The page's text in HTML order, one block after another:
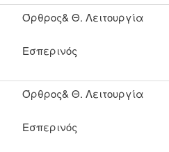
Όρθρος& Θ. Λειτουργία
Εσπερινός
Όρθρος& Θ. Λειτουργία
Εσπερινός